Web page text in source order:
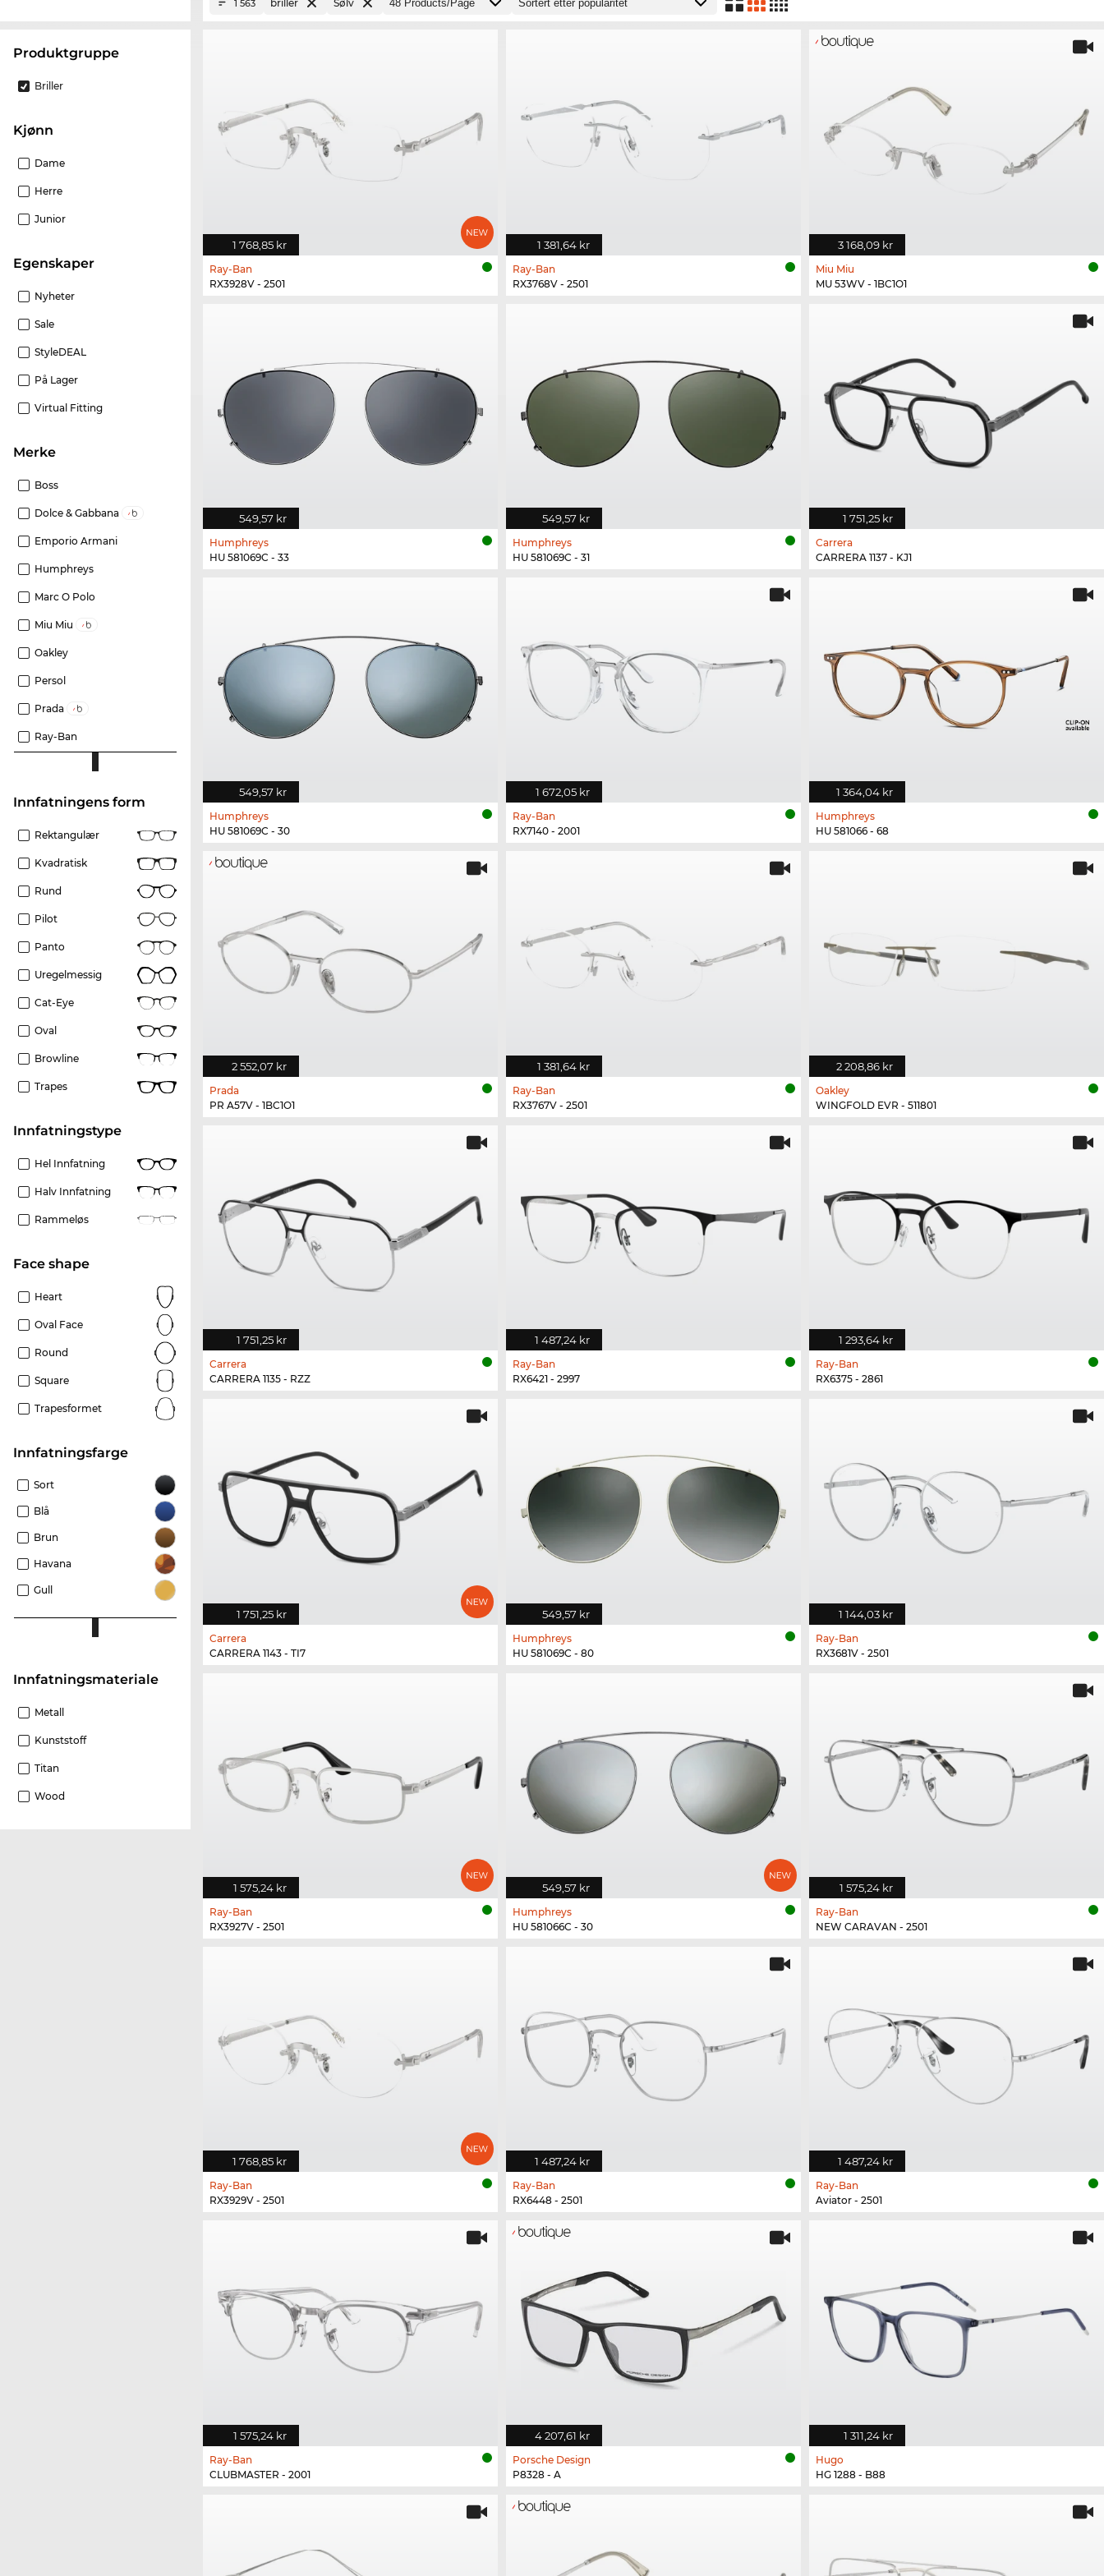
Produktgruppe
Briller
Kjønn
Dame
Herre
Junior
Egenskaper
Nyheter
Sale
StyleDEAL
På Lager
Virtual Fitting
merke
Boss
Dolce & Gabbana
Emporio Armani
Humphreys
Marc O Polo
Miu Miu
Oakley
Persol
Prada
Ray-Ban
Innfatningens form
Rektangulær
Kvadratisk
Rund
Pilot
Panto
Uregelmessig
Cat-Eye
Oval
Browline
Trapes
Innfatningstype
Hel Innfatning
Halv Innfatning
Rammeløs
Face shape
Heart
Oval Face
Round
Square
Trapesformet
Innfatningsfarge
Sort
Blå
Brun
Havana
Gull
innfatningsmateriale
Metall
Kunststoff
Titan
Wood
1 563 briller Sølv
1 768,85 kr
Ray-Ban
RX3928V - 2501
1 381,64 kr
Ray-Ban
RX3768V - 2501
3 168,09 kr
Miu Miu
MU 53WV - 1BC1O1
549,57 kr
Humphreys
HU 581069C - 33
549,57 kr
Humphreys
HU 581069C - 31
1 751,25 kr
Carrera
CARRERA 1137 - KJ1
549,57 kr
Humphreys
HU 581069C - 30
1 672,05 kr
Ray-Ban
RX7140 - 2001
1 364,04 kr
Humphreys
HU 581066 - 68
2 552,07 kr
Prada
PR A57V - 1BC1O1
1 381,64 kr
Ray-Ban
RX3767V - 2501
2 208,86 kr
Oakley
WINGFOLD EVR - 511801
1 751,25 kr
Carrera
CARRERA 1135 - RZZ
1 487,24 kr
Ray-Ban
RX6421 - 2997
1 293,64 kr
Ray-Ban
RX6375 - 2861
1 751,25 kr
Carrera
CARRERA 1143 - TI7
549,57 kr
Humphreys
HU 581069C - 80
1 144,03 kr
Ray-Ban
RX3681V - 2501
1 575,24 kr
Ray-Ban
RX3927V - 2501
549,57 kr
Humphreys
HU 581066C - 30
1 575,24 kr
Ray-Ban
NEW CARAVAN - 2501
1 768,85 kr
Ray-Ban
RX3929V - 2501
1 487,24 kr
Ray-Ban
RX6448 - 2501
1 487,24 kr
Ray-Ban
Aviator - 2501
1 575,24 kr
Ray-Ban
CLUBMASTER - 2001
4 207,61 kr
Porsche Design
P8328 - A
1 311,24 kr
Hugo
HG 1288 - B88